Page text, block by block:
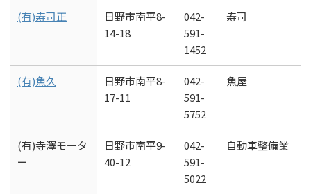
(有)寿司正
日野市南平8-
14-18
042-
591-
1452
寿司
(有)魚久
日野市南平8-
17-11
042-
591-
5752
魚屋
(有)寺澤モータ
ー
日野市南平9-
40-12
042-
591-
5022
自動車整備業